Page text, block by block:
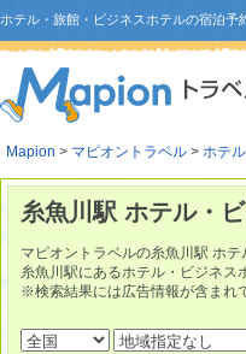
ホテル・旅館・ビジネスホテルの宿泊予
Mapion > マピオントラベル > ホテ
糸魚川駅 ホテル・
マピオントラベルの糸魚川駅 ホテ
糸魚川駅にあるホテル・ビジネス
※検索結果には広告情報が含まれ